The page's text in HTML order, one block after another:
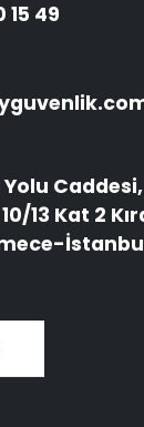
15 49
Yolu
13 Kat 2